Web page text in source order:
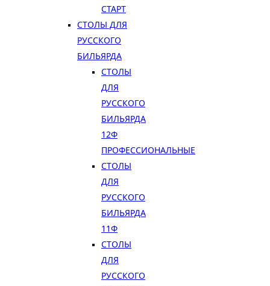
СТАРТ
СТОЛЫ ДЛЯ
РУССКОГО
БИЛЬЯРДА
СТОЛЫ
ДЛЯ
РУССКОГО
БИЛЬЯРДА
12Ф
ПРОФЕССИОНАЛЬНЫЕ
СТОЛЫ
ДЛЯ
РУССКОГО
БИЛЬЯРДА
11Ф
СТОЛЫ
ДЛЯ
РУССКОГО